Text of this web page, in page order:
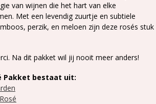
van wijnen die het hart van elke
Met een levendig zuurtje en subtiele
perzik, en meloen zijn deze rosés stuk
Na dit pakket wil jij nooit meer anders!
Pakket bestaat uit: